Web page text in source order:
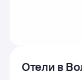
Отели в